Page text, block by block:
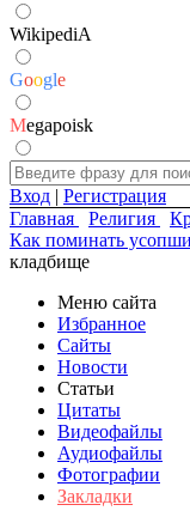
WikipediA
Google
Megapoisk
Вход | Регистрация
Главная
Религия
Как поминать
кладбище
Меню сайта
Избранное
Сайты
Новости
Статьи
Цитаты
Видеофайлы
Аудиофайлы
Фотографии
Закладки